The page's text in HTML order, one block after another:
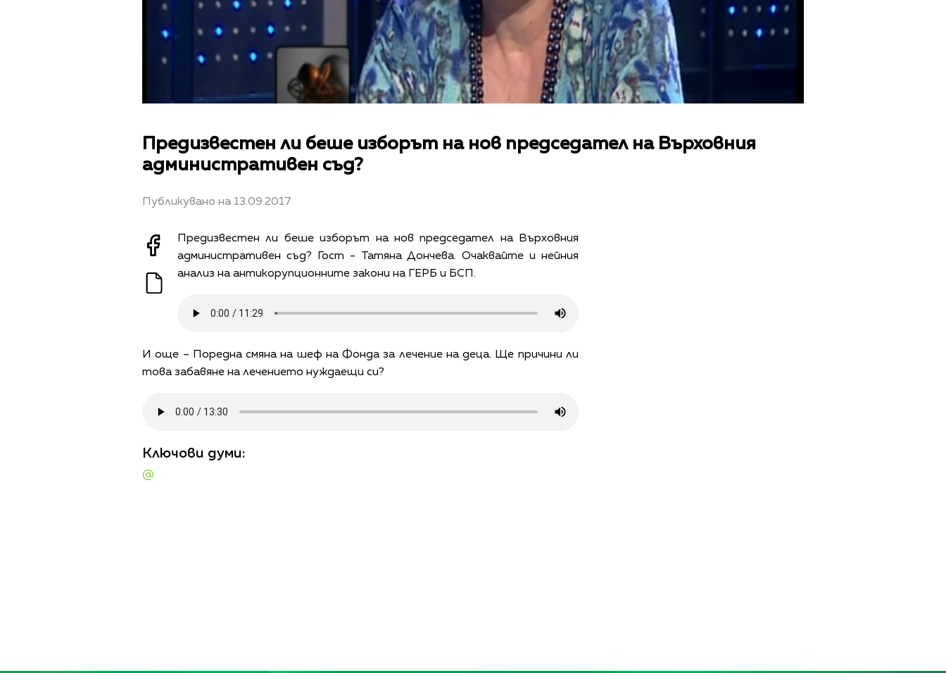
Предизвестен ли беше изборът на нов председател на Върховния
административен съд?
Публикувано на 13.09.2017
Предизвестен ли беше изборът на нов председател на Върховния
административен съд? Гост - Татяна Дончева. Очаквайте и нейния
анализ на антикорупционните закони на ГЕРБ и БСП.
И още – Поредна смяна на шеф на Фонда за лечение на деца. Ще причини ли
това забавяне на лечението нуждаещи си?
Ключови думи:
@